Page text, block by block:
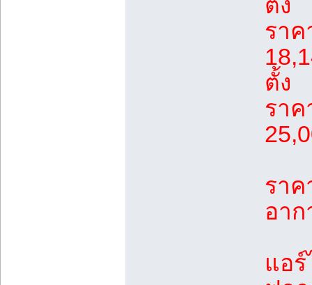
ตั้ง
รา
ตั้ง
ราค
รา
อาก
แอ